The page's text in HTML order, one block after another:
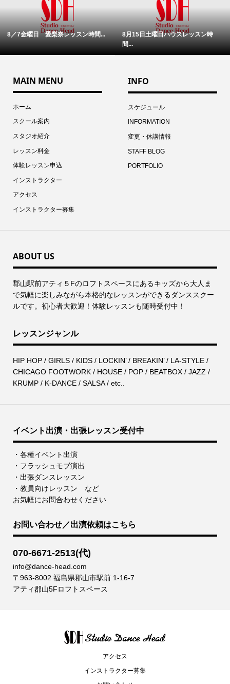
8／7金曜日 愛梨奈レッスン時間...
8月15日土曜日ハウスレッスン時
間...
MAIN MENU
ホーム
スクール案内
スタジオ紹介
レッスン料金
体験レッスン申込
インストラクター
アクセス
インストラクター募集
INFO
スケジュール
INFORMATION
変更・休講情報
STAFF BLOG
PORTFOLIO
ABOUT US
郡⼭駅前アティ５Fのロフトスペースにあるキッズから⼤⼈ま
で気軽に楽しみながら本格的なレッスンができるダンススクー
ルです。初心者大歓迎！体験レッスンも随時受付中！
レッスンジャンル
HIP HOP / GIRLS / KIDS / LOCKIN’ / BREAKIN’ / LA-STYLE /
CHICAGO FOOTWORK / HOUSE / POP / BEATBOX / JAZZ /
KRUMP / K-DANCE / SALSA / etc..
イベント出演・出張レッスン受付中
・各種イベント出演
・フラッシュモブ演出
・出張ダンスレッスン
・教員向けレッスン など
お気軽にお問合わせください
お問い合わせ／出演依頼はこちら
070-6671-2513(代)
info@dance-head.com
〒963-8002 福島県郡山市駅前 1-16-7
アティ郡山5Fロフトスペース
アクセス
インストラクター募集